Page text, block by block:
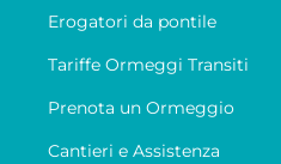
Erogatori da pontile
Tariffe Ormeggi Transiti
Prenota un Ormeggio
Cantieri e Assistenza